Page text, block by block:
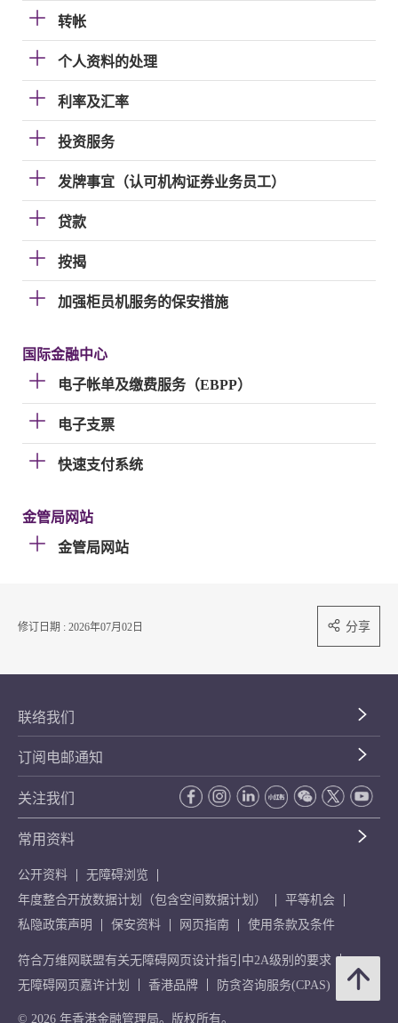
转帐
个人资料的处理
利率及汇率
投资服务
发牌事宜（认可机构证券业务员工）
贷款
按揭
加强柜员机服务的保安措施
国际金融中心
电子帐单及缴费服务（EBPP）
电子支票
快速支付系统
金管局网站
金管局网站
修订日期 : 2026年07月02日 分享
联络我们
订阅电邮通知
关注我们
常用资料
公开资料
无障碍浏览
年度整合开放数据计划（包含空间数据计划）
平等机会
私隐政策声明
保安资料 网页指南 使用条款及条件
符合万维网联盟有关无障碍网页设计指引中2A级别的要求
无障碍网页嘉许计划
香港品牌 防贪咨询服务(CPAS)
© 2026 年香港金融管理局。版权所有。